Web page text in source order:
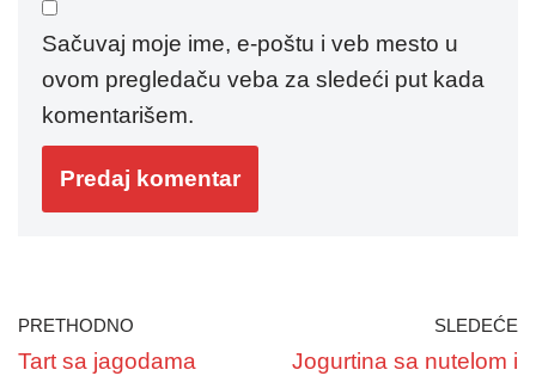
Sačuvaj moje ime, e-poštu i veb mesto u
ovom pregledaču veba za sledeći put kada
komentarišem.
PRETHODNO
Tart sa jagodama
SLEDEĆE
Jogurtina sa nutelom i